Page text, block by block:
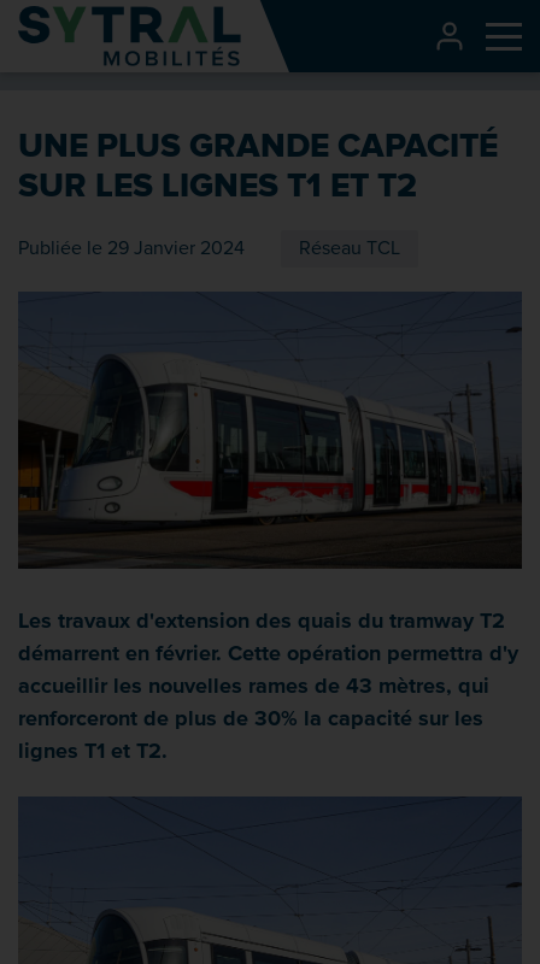
Contenu
Entête de page
Recherche
Pied de page
UNE PLUS GRANDE CAPACITÉ
SUR LES LIGNES T1 ET T2
Publiée le 29 Janvier 2024 Réseau TCL
Les travaux d'extension des quais du tramway T2
démarrent en février. Cette opération permettra d'y
accueillir les nouvelles rames de 43 mètres, qui
renforceront de plus de 30% la capacité sur les
lignes T1 et T2.